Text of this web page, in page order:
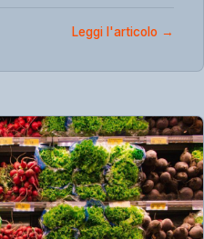
Leggi l'articolo →